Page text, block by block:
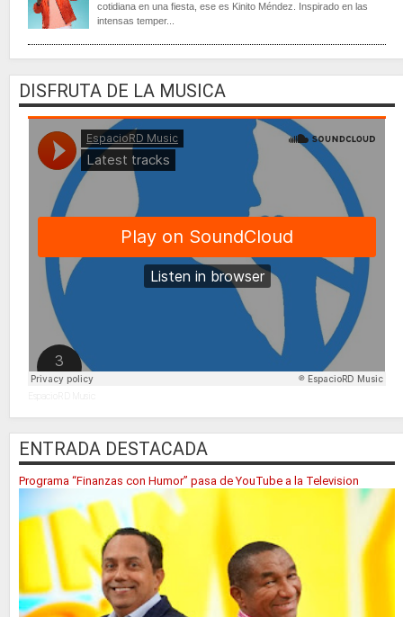
cotidiana en una fiesta, ese es Kinito Méndez. Inspirado en las
intensas temper...
DISFRUTA DE LA MUSICA
ENTRADA DESTACADA
Programa “Finanzas con Humor” pasa de YouTube a la Television